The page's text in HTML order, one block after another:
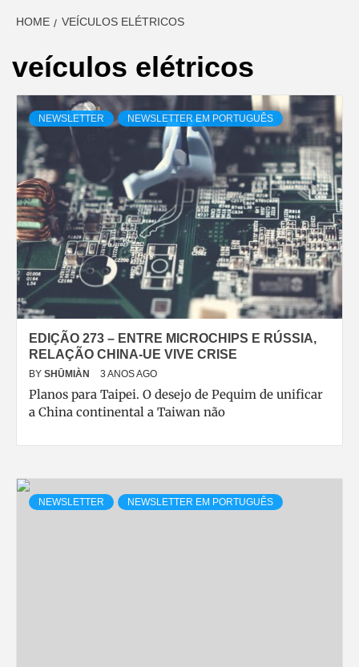
HOME VEÍCULOS ELÉTRICOS
veículos elétricos
NEWSLETTER NEWSLETTER EM PORTUGUÊS
EDIÇÃO 273 – ENTRE MICROCHIPS E RÚSSIA,
RELAÇÃO CHINA-UE VIVE CRISE
BY SHŪMIÀN 3 ANOS AGO
Planos para Taipei. O desejo de Pequim de unificar
a China continental a Taiwan não
NEWSLETTER NEWSLETTER EM PORTUGUÊS